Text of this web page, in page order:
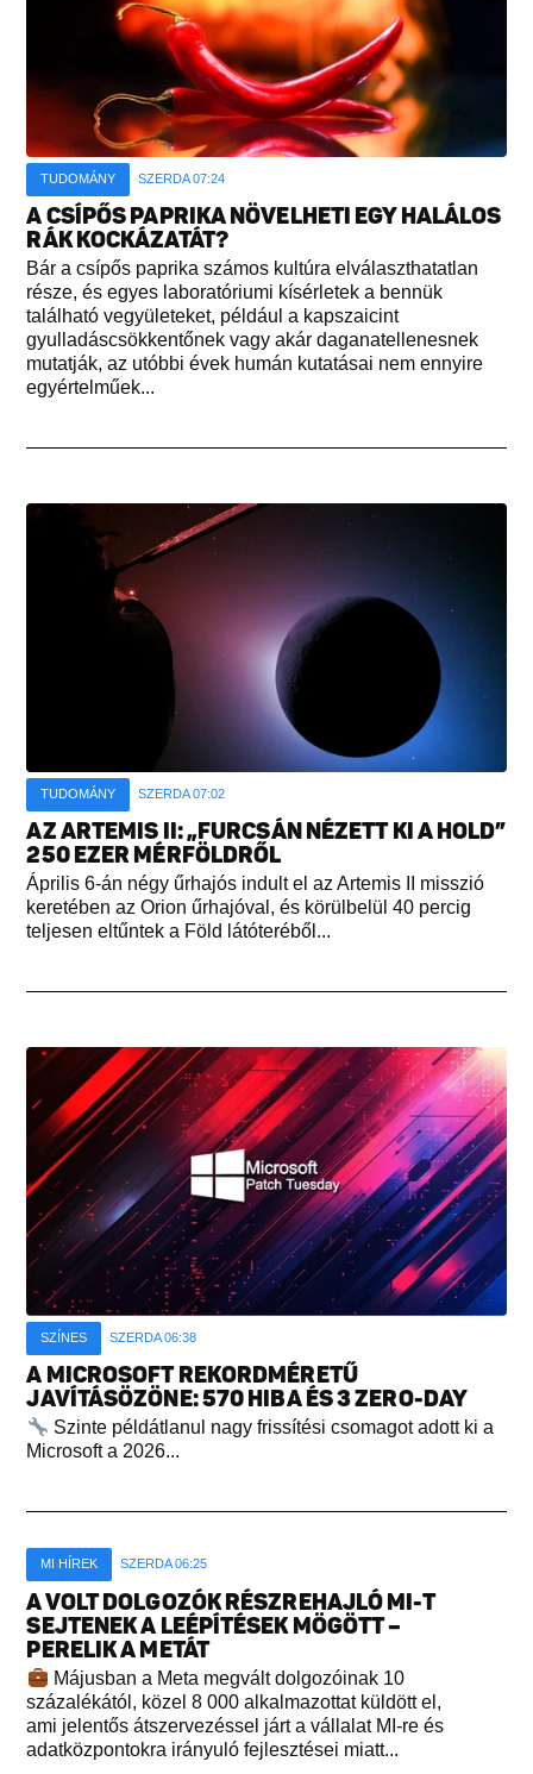
TUDOMÁNY SZERDA 07:24
A CSÍPŐS PAPRIKA NÖVELHETI EGY HALÁLOS
RÁK KOCKÁZATÁT?
Bár a csípős paprika számos kultúra elválaszthatatlan
része, és egyes laboratóriumi kísérletek a bennük
található vegyületeket, például a kapszaicint
gyulladáscsökkentőnek vagy akár daganatellenesnek
mutatják, az utóbbi évek humán kutatásai nem ennyire
egyértelműek...
TUDOMÁNY SZERDA 07:02
AZ ARTEMIS II: „FURCSÁN NÉZETT KI A HOLD”
250 EZER MÉRFÖLDRŐL
Április 6-án négy űrhajós indult el az Artemis II misszió
keretében az Orion űrhajóval, és körülbelül 40 percig
teljesen eltűntek a Föld látóteréből...
SZÍNES SZERDA 06:38
A MICROSOFT REKORDMÉRETŰ
JAVÍTÁSÖZÖNE: 570 HIBA ÉS 3 ZERO-DAY
Szinte példátlanul nagy frissítési csomagot adott ki a
Microsoft a 2026...
MI HÍREK SZERDA 06:25
A VOLT DOLGOZÓK RÉSZREHAJLÓ MI-T
SEJTENEK A LEÉPÍTÉSEK MÖGÖTT –
PERELIK A METÁT
Májusban a Meta megvált dolgozóinak 10
százalékától, közel 8 000 alkalmazottat küldött el,
ami jelentős átszervezéssel járt a vállalat MI-re és
adatközpontokra irányuló fejlesztései miatt...